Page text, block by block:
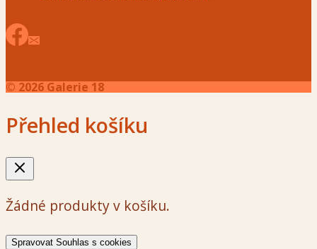
© 2026 Galerie 18
Přehled košíku
Žádné produkty v košíku.
Spravovat Souhlas s cookies